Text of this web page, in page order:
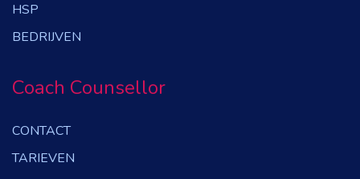
HSP
BEDRIJVEN
Coach Counsellor
CONTACT
TARIEVEN